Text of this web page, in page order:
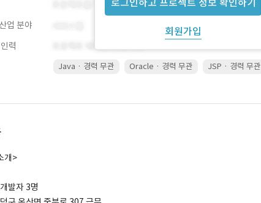
회원가입
업 분야
력
Java · 경력 무관 Oracle · 경력 무관 JSP · 경력 무관
개>
발자 3명